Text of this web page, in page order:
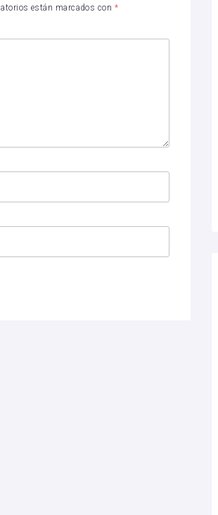
están marcados con *